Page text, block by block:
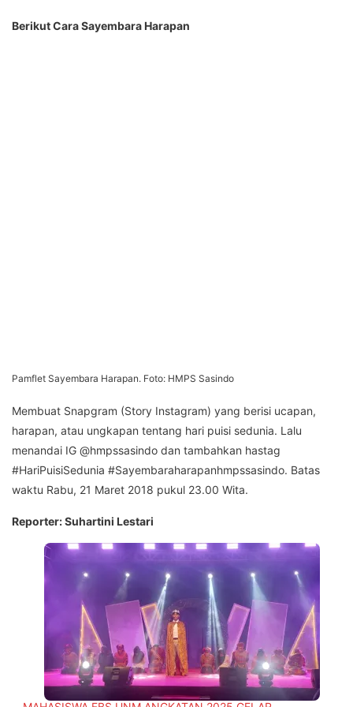
Berikut Cara Sayembara Harapan
Pamflet Sayembara Harapan. Foto: HMPS Sasindo
Membuat Snapgram (Story Instagram) yang berisi ucapan,
harapan, atau ungkapan tentang hari puisi sedunia. Lalu
menandai IG @hmpssasindo dan tambahkan hastag
#HariPuisiSedunia #Sayembaraharapanhmpssasindo. Batas
waktu Rabu, 21 Maret 2018 pukul 23.00 Wita.
Reporter: Suhartini Lestari